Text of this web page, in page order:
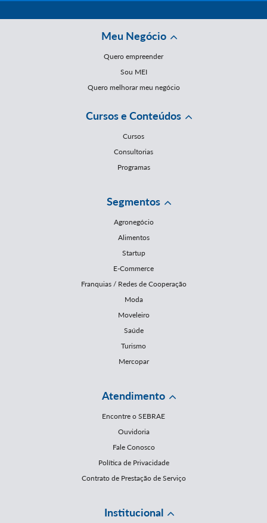
Meu Negócio
Quero empreender
Sou MEI
Quero melhorar meu negócio
Cursos e Conteúdos
Cursos
Consultorias
Programas
Segmentos
Agronegócio
Alimentos
Startup
E-Commerce
Franquias / Redes de Cooperação
Moda
Moveleiro
Saúde
Turismo
Mercopar
Atendimento
Encontre o SEBRAE
Ouvidoria
Fale Conosco
Política de Privacidade
Contrato de Prestação de Serviço
Institucional